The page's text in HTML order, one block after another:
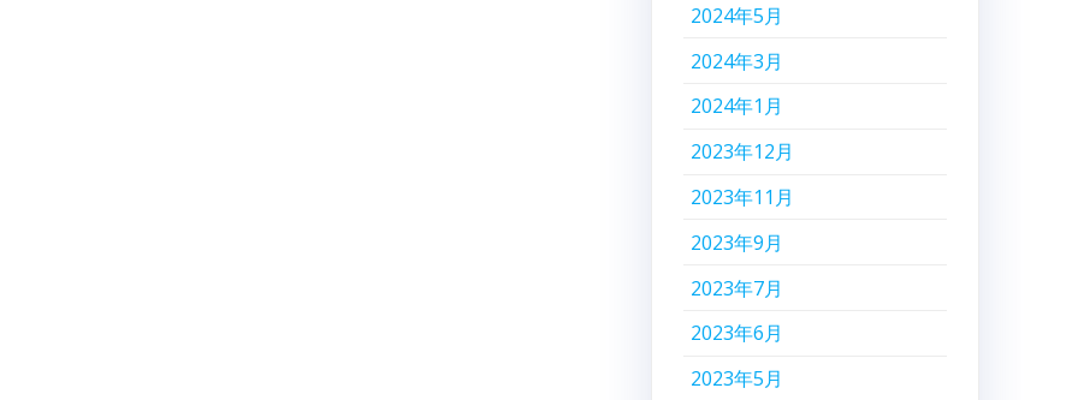
2024年5月
2024年3月
2024年1月
2023年12月
2023年11月
2023年9月
2023年7月
2023年6月
2023年5月